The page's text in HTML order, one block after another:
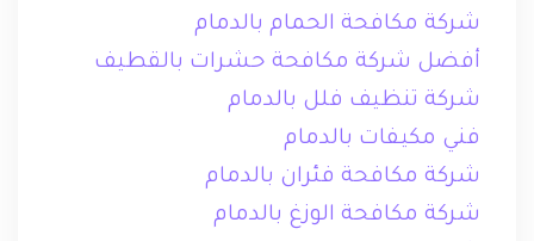
شركة مكافحة الحمام بالدمام
أفضل شركة مكافحة حشرات بالقطيف
شركة تنظيف فلل بالدمام
فني مكيفات بالدمام
شركة مكافحة فئران بالدمام
شركة مكافحة الوزغ بالدمام